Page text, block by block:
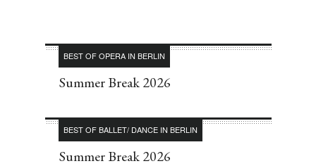
BEST OF OPERA IN BERLIN
Summer Break 2026
BEST OF BALLET/ DANCE IN BERLIN
Summer Break 2026